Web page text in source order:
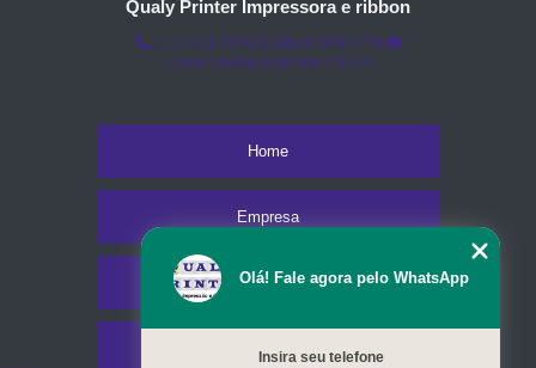
Qualy Printer Impressora e ribbon
(11) 3451-3366
(11) 91098-5778
comercial@qualyprinter.com.br
Home
Empresa
Missão
Serviços
Olá! Fale agora pelo WhatsApp
Insira seu telefone